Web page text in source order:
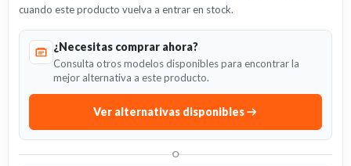
cuando este producto vuelva a entrar en stock.
¿Necesitas comprar ahora?
Consulta otros modelos disponibles para encontrar la
mejor alternativa a este producto.
Ver alternativas disponibles
O